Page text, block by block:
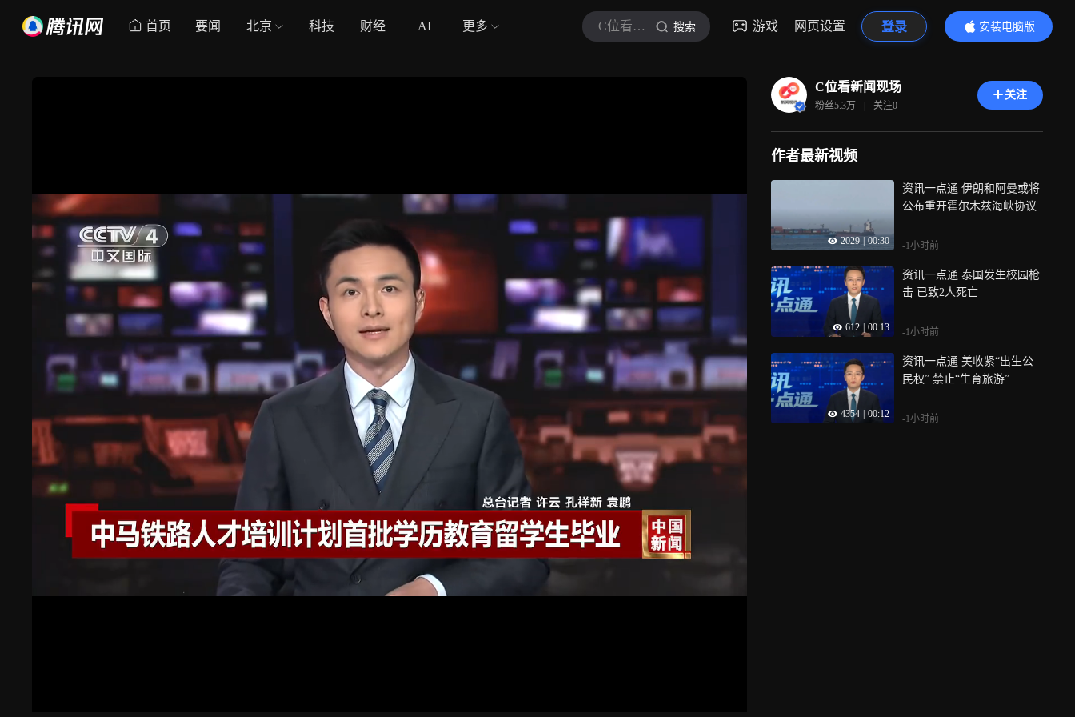
首页 要闻 北京 科技 财经 AI 更多 C位看新闻现场 搜索 游戏 网页设置 登录
安装电脑版
内容更精彩
C位看新闻现场
粉丝5.3万 | 关注0
关注
作者最新视频
2029 00:30
资讯一点通 伊朗和阿曼或将
公布重开霍尔木兹海峡协议
-1小时前
612 00:13
资讯一点通 泰国发生校园枪
击 已致2人死亡
-1小时前
4354 00:12
资讯一点通 美收紧“出生公
民权” 禁止“生育旅游”
-1小时前